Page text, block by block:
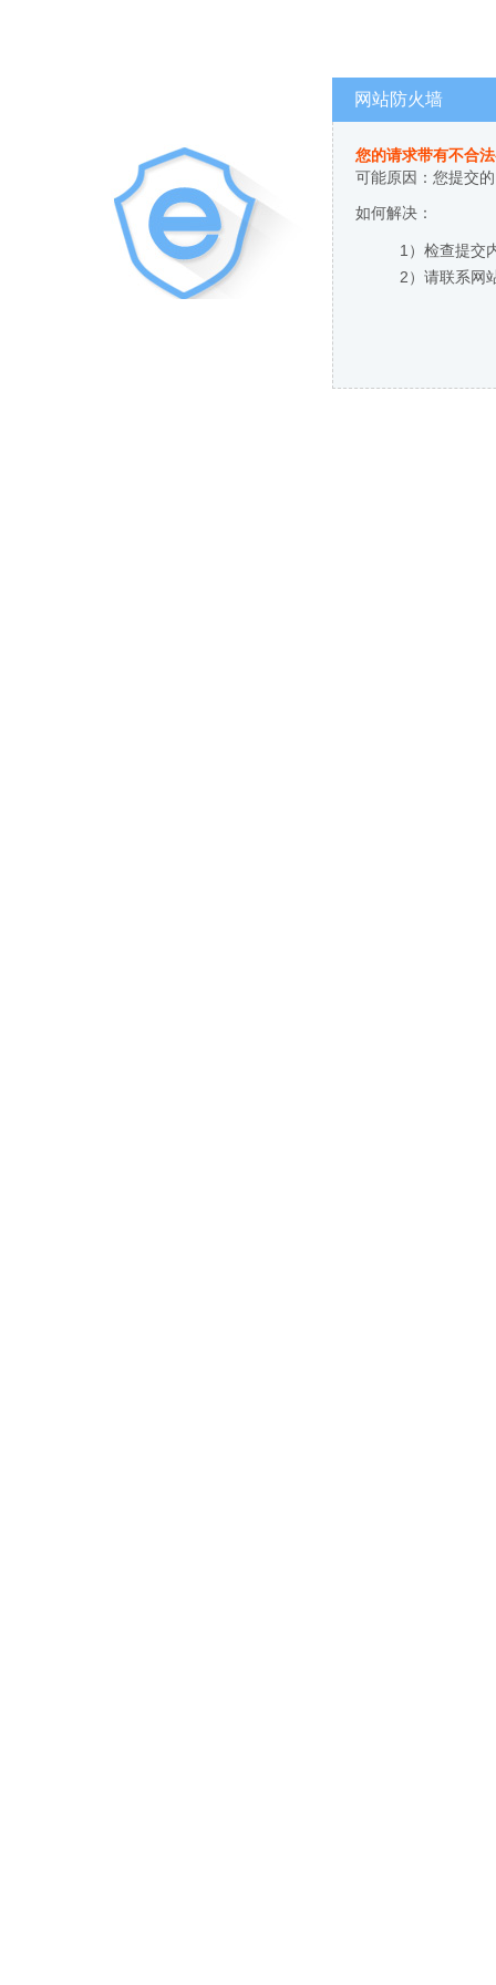
网站防火墙
您的请求带有不合
可能原因：您提交
如何解决：
1）检查提交
2）请联系网